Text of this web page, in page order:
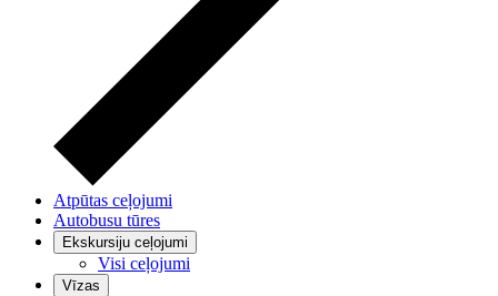
Atpūtas ceļojumi
Autobusu tūres
Ekskursiju ceļojumi
Visi ceļojumi
Vīzas